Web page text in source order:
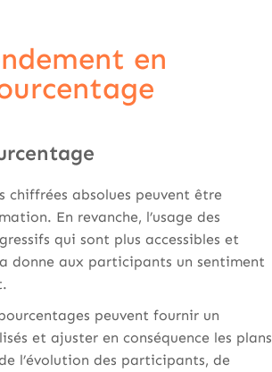
en
chiffrées absolues peuvent être
En revanche, l’usage des
qui sont plus accessibles et
donne aux participants un sentiment
peuvent fournir un
et ajuster en conséquence les plans
l’évolution des participants, de